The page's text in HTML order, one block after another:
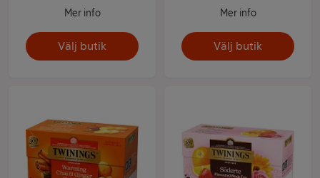
Mer info
Välj butik
Mer info
Välj butik